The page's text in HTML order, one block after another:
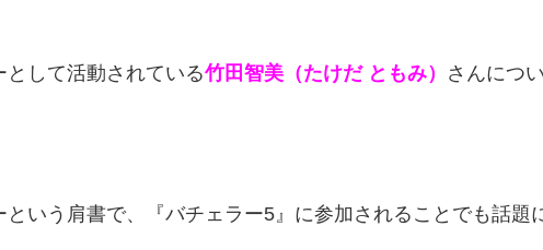
して活動されている竹田智美（たけだ ともみ） さんにつ
という肩書で、『バチェラー5』に参加されることでも話題